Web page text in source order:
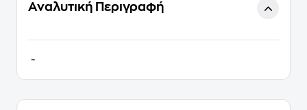
Αναλυτική Περιγραφή
-